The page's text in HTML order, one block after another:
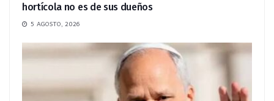
hortícola no es de sus dueños
5 AGOSTO, 2026